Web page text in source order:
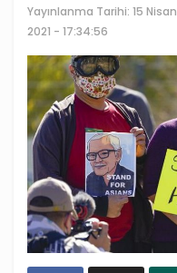
Yayınlanma Tarihi: 15 Nisan
2021 - 17:34:56